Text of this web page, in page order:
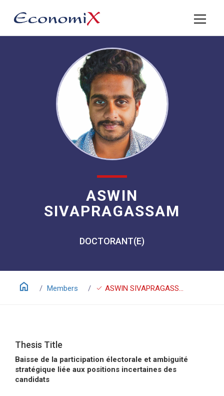
ASWIN
SIVAPRAGASSAM
DOCTORANT(E)
home Members check ASWIN SIVAPRAGASSAM
Thesis Title
Baisse de la participation électorale et ambiguité
stratégique liée aux positions incertaines des
candidats